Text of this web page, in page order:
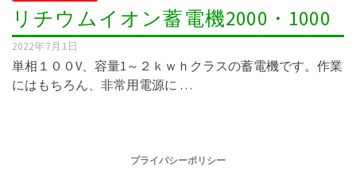
リチウムイオン蓄電機2000・1000
2022年7月1日
単相１００V、容量1～２ｋｗｈクラスの蓄電機です。作業
にはもちろん、非常用電源に …
プライバシーポリシー